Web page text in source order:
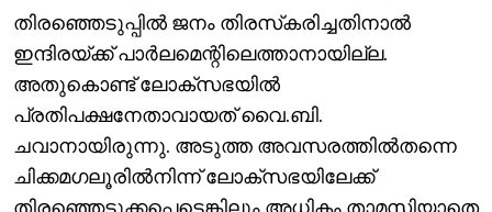
തിരഞ്ഞെടുപ്പിൽ ജനം തിരസ്‌കരിച്ചതിനാൽ
ഇന്ദിരയ്ക്ക് പാർലമെന്റിലെത്താനായില്ല.
അതുകൊണ്ട് ലോക്സഭയിൽ
പ്രതിപക്ഷനേതാവായത് വൈ.ബി.
ചവാനായിരുന്നു. അടുത്ത അവസരത്തിൽതന്നെ
ചിക്കമഗലൂരിൽനിന്ന് ലോക്സഭയിലേക്ക്